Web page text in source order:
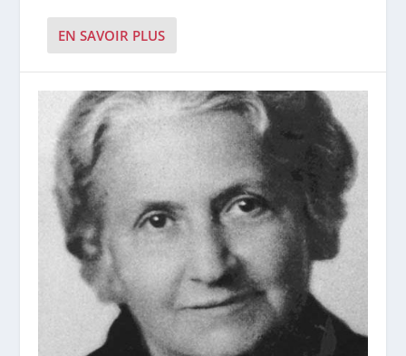
EN SAVOIR PLUS